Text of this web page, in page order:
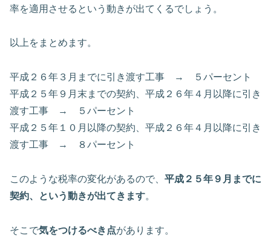
率を適用させるという動きが出てくるでしょう。
以上をまとめます。
平成２６年３月までに引き渡す工事 → ５パーセント
平成２５年９月末までの契約、平成２６年４月以降に引き
渡す工事 → ５パーセント
平成２５年１０月以降の契約、平成２６年４月以降に引き
渡す工事 → ８パーセント
このような税率の変化があるので、 平成２５年９月までに
契約、という動きが出てきます。
そこで気をつけるべき点があります。